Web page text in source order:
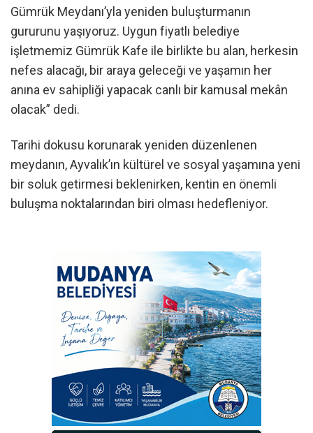
Gümrük Meydanı’yla yeniden buluşturmanın
gururunu yaşıyoruz. Uygun fiyatlı belediye
işletmemiz Gümrük Kafe ile birlikte bu alan, herkesin
nefes alacağı, bir araya geleceği ve yaşamın her
anına ev sahipliği yapacak canlı bir kamusal mekân
olacak” dedi.
Tarihi dokusu korunarak yeniden düzenlenen
meydanın, Ayvalık’ın kültürel ve sosyal yaşamına yeni
bir soluk getirmesi beklenirken, kentin en önemli
buluşma noktalarından biri olması hedefleniyor.